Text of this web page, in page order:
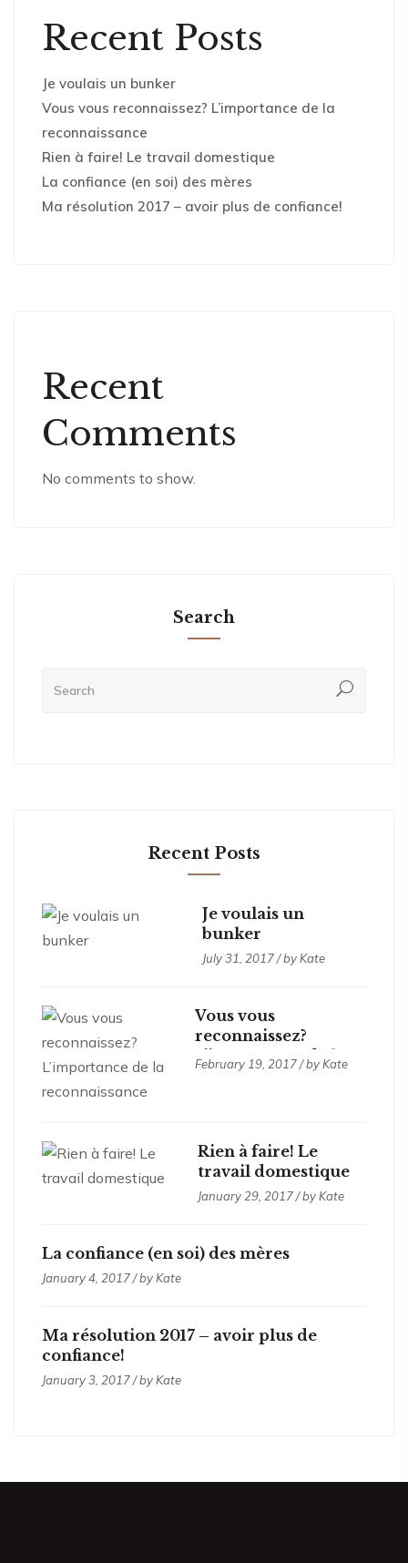
Recent Posts
Je voulais un bunker
Vous vous reconnaissez? L’importance de la
reconnaissance
Rien à faire! Le travail domestique
La confiance (en soi) des mères
Ma résolution 2017 – avoir plus de confiance!
Recent
Comments
No comments to show.
Search
Recent Posts
Je voulais un
bunker
July 31, 2017 / by Kate
Vous vous
reconnaissez?
L’importance de la
reconnaissance
February 19, 2017 / by Kate
Rien à faire! Le
travail domestique
January 29, 2017 / by Kate
La confiance (en soi) des mères
January 4, 2017 / by Kate
Ma résolution 2017 – avoir plus de
confiance!
January 3, 2017 / by Kate